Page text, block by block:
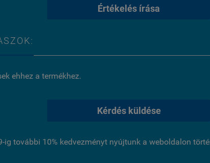
Értékelés írása
ehhez a termékhez.
Kérdés küldése
további 10% kedvezményt nyújtunk a weboldalon